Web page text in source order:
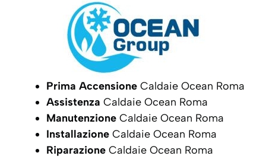
Prima Accensione Caldaie Ocean Roma
Assistenza Caldaie Ocean Roma
Manutenzione Caldaie Ocean Roma
Installazione Caldaie Ocean Roma
Riparazione Caldaie Ocean Roma